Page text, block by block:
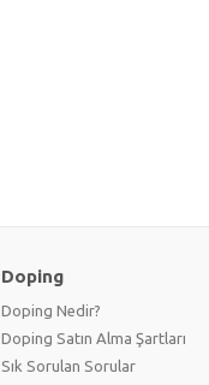
Doping
Doping Nedir?
Doping Satın Alma Şartları
Sık Sorulan Sorular